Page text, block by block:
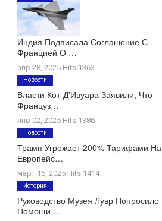
Индия Подписала Соглашение С
Францией О …
апр 28, 2025 Hits:1363
Власти Кот-Д'Ивуара Заявили, Что
Француз…
янв 02, 2025 Hits:1386
Новости
Трамп Угрожает 200% Тарифами На
Европейс…
март 16, 2025 Hits:1414
Новости
Руководство Музея Лувр Попросило
Помощи …
История